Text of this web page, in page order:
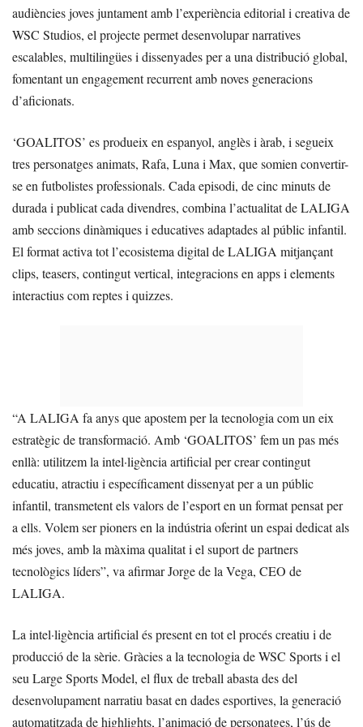
audiències joves juntament amb l’experiència editorial i creativa de
WSC Studios, el projecte permet desenvolupar narratives
escalables, multilingües i dissenyades per a una distribució global,
fomentant un engagement recurrent amb noves generacions
d’aficionats.
‘GOALITOS’ es produeix en espanyol, anglès i àrab, i segueix
tres personatges animats, Rafa, Luna i Max, que somien convertir-
se en futbolistes professionals. Cada episodi, de cinc minuts de
durada i publicat cada divendres, combina l’actualitat de LALIGA
amb seccions dinàmiques i educatives adaptades al públic infantil.
El format activa tot l’ecosistema digital de LALIGA mitjançant
clips, teasers, contingut vertical, integracions en apps i elements
interactius com reptes i quizzes.
“A LALIGA fa anys que apostem per la tecnologia com un eix
estratègic de transformació. Amb ‘GOALITOS’ fem un pas més
enllà: utilitzem la intel·ligència artificial per crear contingut
educatiu, atractiu i específicament dissenyat per a un públic
infantil, transmetent els valors de l’esport en un format pensat per
a ells. Volem ser pioners en la indústria oferint un espai dedicat als
més joves, amb la màxima qualitat i el suport de partners
tecnològics líders”, va afirmar Jorge de la Vega, CEO de
LALIGA.
La intel·ligència artificial és present en tot el procés creatiu i de
producció de la sèrie. Gràcies a la tecnologia de WSC Sports i el
seu Large Sports Model, el flux de treball abasta des del
desenvolupament narratiu basat en dades esportives, la generació
automatitzada de highlights, l’animació de personatges, l’ús de